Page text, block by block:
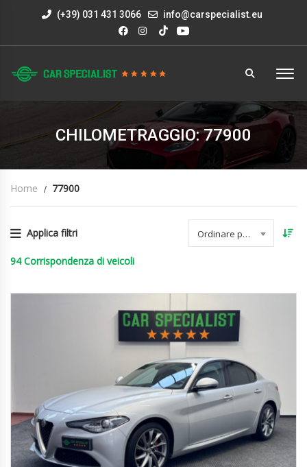
(+39) 031 431 3066 info@carspecialist.eu
CHILOMETRAGGIO: 77900
Home 77900
Applica filtri Ordinare per data
94 Corrispondenza di veicoli